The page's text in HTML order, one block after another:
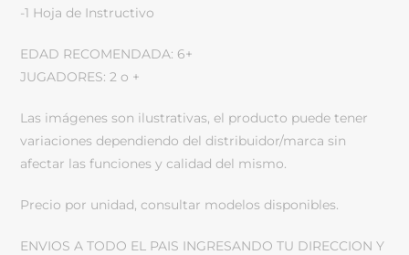
-1 Hoja de Instructivo
EDAD RECOMENDADA: 6+
JUGADORES: 2 o +
Las imágenes son ilustrativas, el producto puede tener
variaciones dependiendo del distribuidor/marca sin
afectar las funciones y calidad del mismo.
Precio por unidad, consultar modelos disponibles.
ENVIOS A TODO EL PAIS INGRESANDO TU DIRECCION Y